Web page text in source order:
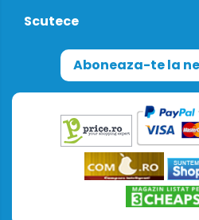
Scutece
Aboneaza-te la